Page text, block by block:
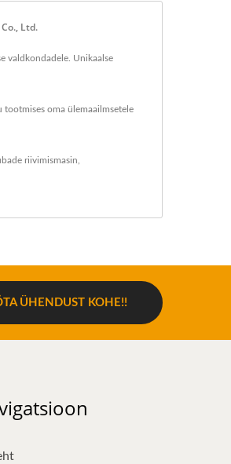
Ltd.
valdkondadele. Unikaalse
oma ülemaailmsetele
riivimismasin
ÜHENDUST KOHE!!